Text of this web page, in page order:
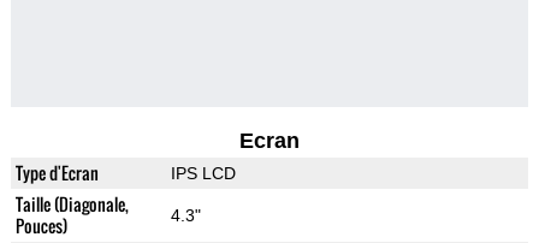
Ecran
Type d'Ecran IPS LCD
Taille (Diagonale,
Pouces)
4.3"